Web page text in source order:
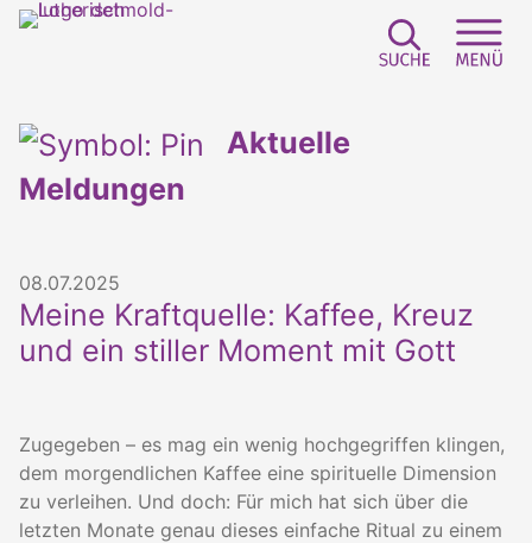
Aktuelle
Meldungen
08.07.2025
Meine Kraftquelle: Kaffee, Kreuz
und ein stiller Moment mit Gott
Zugegeben – es mag ein wenig hochgegriffen klingen,
dem morgendlichen Kaffee eine spirituelle Dimension
zu verleihen. Und doch: Für mich hat sich über die
letzten Monate genau dieses einfache Ritual zu einem